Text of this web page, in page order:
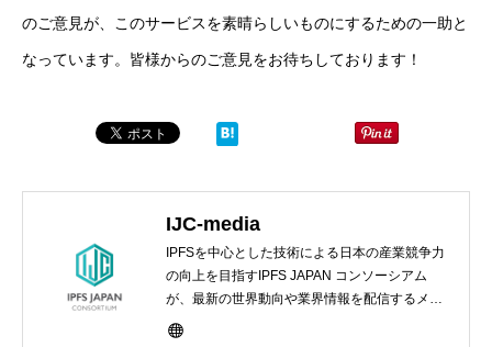
のご意見が、このサービスを素晴らしいものにするための一助と
なっています。皆様からのご意見をお待ちしております！
IJC-media
IPFSを中心とした技術による日本の産業競争力
の向上を目指すIPFS JAPAN コンソーシアム
が、最新の世界動向や業界情報を配信するメデ
ィアサイト